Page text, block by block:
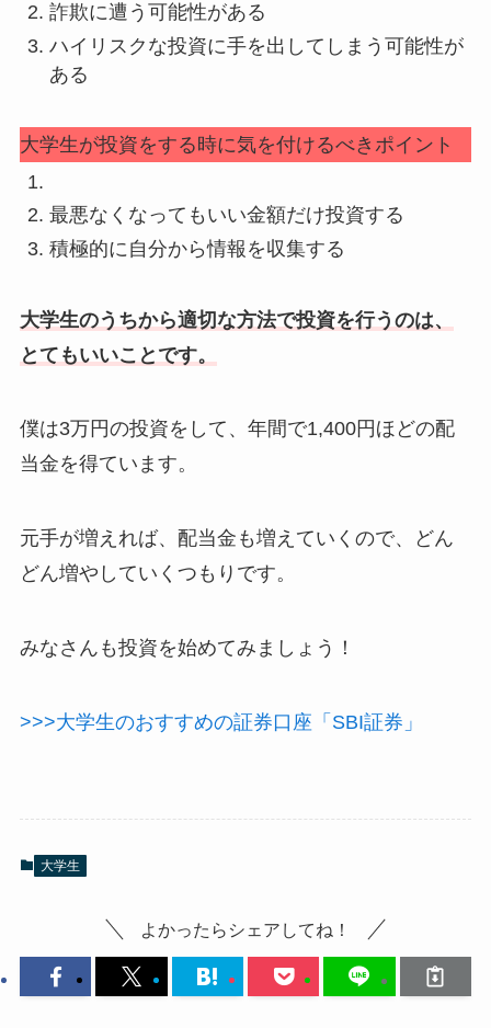
詐欺に遭う可能性がある
ハイリスクな投資に手を出してしまう可能性が
ある
大学生が投資をする時に気を付けるべきポイント
最悪なくなってもいい金額だけ投資する
積極的に自分から情報を収集する
大学生のうちから適切な方法で投資を行うのは、
とてもいいことです。
僕は3万円の投資をして、年間で1,400円ほどの配
当金を得ています。
元手が増えれば、配当金も増えていくので、どん
どん増やしていくつもりです。
みなさんも投資を始めてみましょう！
>>>大学生のおすすめの証券口座「SBI証券」
大学生
よかったらシェアしてね！